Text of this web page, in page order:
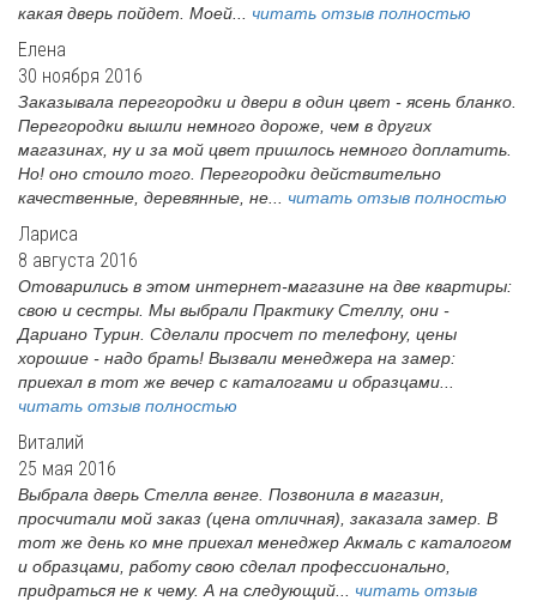
какая дверь пойдет. Моей... читать отзыв полностью
Елена
30 ноября 2016
Заказывала перегородки и двери в один цвет - ясень бланко.
Перегородки вышли немного дороже, чем в других
магазинах, ну и за мой цвет пришлось немного доплатить.
Но! оно стоило того. Перегородки действительно
качественные, деревянные, не... читать отзыв полностью
Лариса
8 августа 2016
Отоварились в этом интернет-магазине на две квартиры:
свою и сестры. Мы выбрали Практику Стеллу, они -
Дариано Турин. Сделали просчет по телефону, цены
хорошие - надо брать! Вызвали менеджера на замер:
приехал в тот же вечер с каталогами и образцами...
читать отзыв полностью
Виталий
25 мая 2016
Выбрала дверь Стелла венге. Позвонила в магазин,
просчитали мой заказ (цена отличная), заказала замер. В
тот же день ко мне приехал менеджер Акмаль с каталогом
и образцами, работу свою сделал профессионально,
придраться не к чему. А на следующий... читать отзыв